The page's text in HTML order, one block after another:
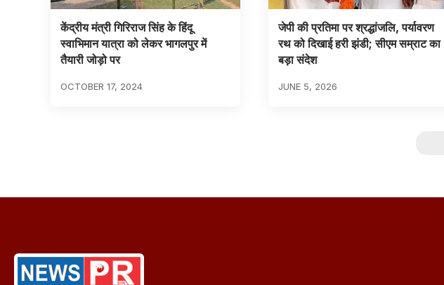
केंद्रीय मंत्री गिरिराज सिंह के हिंदू
स्वाभिमान यात्रा को लेकर भागलपुर में
तैयारी जोड़ो पर
OCTOBER 17, 2024
जेपी की प्रतिमा पर श्रद्धांजलि, पर्यावरण
रथ को दिखाई हरी झंडी; सीएम सम्राट का
बड़ा संदेश
JUNE 5, 2026